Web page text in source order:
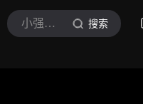
小强热线 搜索